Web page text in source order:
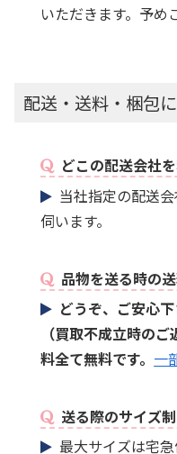
いただきます。予め
配送・送料・梱包
どこの配送会社
当社指定の配送
伺います。
品物を送る時の
どうぞ、ご安心
（買取不成立時の
料全て無料です。 一
送る際のサイズ
最大サイズは宅